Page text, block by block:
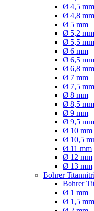
Ø 4,5 mm
Ø 4,8 mm
Ø 5 mm
Ø 5,2 mm
Ø 5,5 mm
Ø 6 mm
Ø 6,5 mm
Ø 6,8 mm
Ø 7 mm
Ø 7,5 mm
Ø 8 mm
Ø 8,5 mm
Ø 9 mm
Ø 9,5 mm
Ø 10 mm
Ø 10,5
Ø 11 mm
Ø 12 mm
Ø 13 mm
Bohrer
Bohrer
Ø 1 mm
Ø 1,5 mm